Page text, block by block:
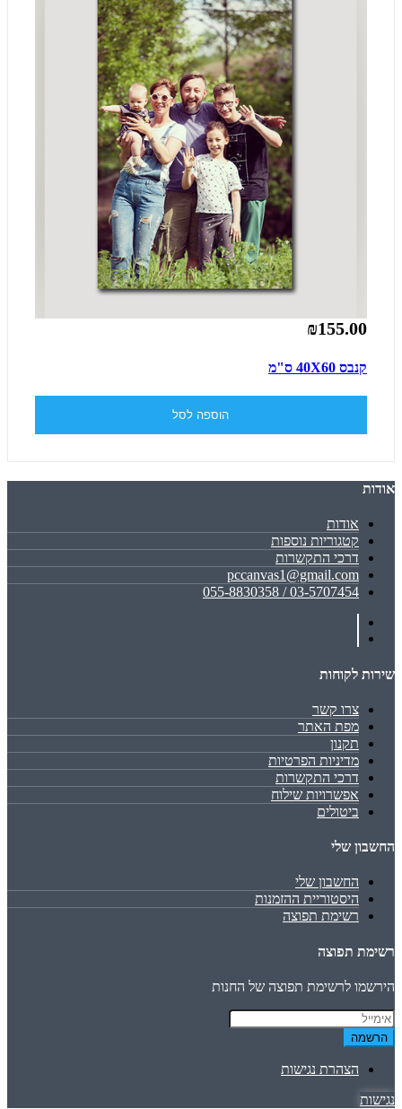
₪155.00
קנבס 40X60 ס"מ
הוספה לסל
אודות
אודות
קטגוריות נוספות
דרכי התקשרות
pccanvas1@gmail.com
03-5707454 / 055-8830358
שירות לקוחות
צרו קשר
מפת האתר
תקנון
מדיניות הפרטיות
דרכי התקשרות
אפשרויות שילוח
ביטולים
החשבון שלי
החשבון שלי
היסטוריית ההזמנות
רשימת תפוצה
רשימת תפוצה
הירשמו לרשימת תפוצה של החנות
הרשמה
הצהרת נגישות
נגישות